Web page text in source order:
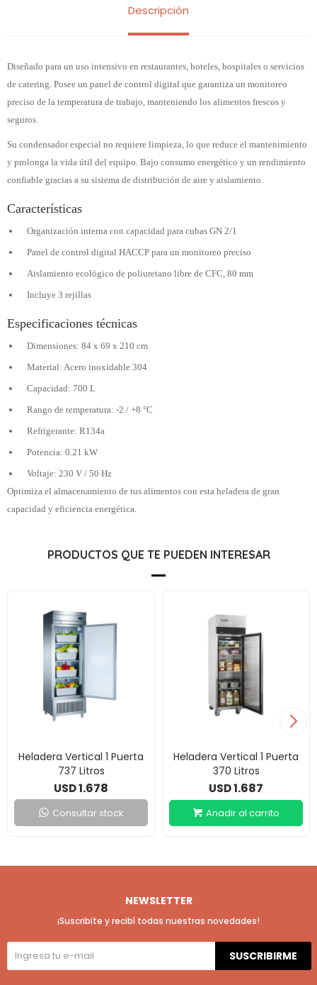
Descripción
Diseñado para un uso intensivo en restaurantes, hoteles, hospitales o servicios
de catering. Posee un panel de control digital que garantiza un monitoreo
preciso de la temperatura de trabajo, manteniendo los alimentos frescos y
seguros.
Su condensador especial no requiere limpieza, lo que reduce el mantenimiento
y prolonga la vida útil del equipo. Bajo consumo energético y un rendimiento
confiable gracias a su sistema de distribución de aire y aislamiento.
Características
Organización interna con capacidad para cubas GN 2/1
Panel de control digital HACCP para un monitoreo preciso
Aislamiento ecológico de poliuretano libre de CFC, 80 mm
Incluye 3 rejillas
Especificaciones técnicas
Dimensiones: 84 x 69 x 210 cm.
Material: Acero inoxidable 304
Capacidad: 700 L
Rango de temperatura: -2 / +8 °C
Refrigerante: R134a
Potencia: 0.21 kW
Voltaje: 230 V / 50 Hz
Optimiza el almacenamiento de tus alimentos con esta heladera de gran
capacidad y eficiencia energética.
PRODUCTOS QUE TE PUEDEN INTERESAR
Heladera Vertical 1 Puerta
737 Litros
USD1.678
Consultar stock
Heladera Vertical 1 Puerta
370 Litros
USD1.687
NEWSLETTER
¡Suscribite y recibí todas nuestras novedades!
SUSCRIBIRME